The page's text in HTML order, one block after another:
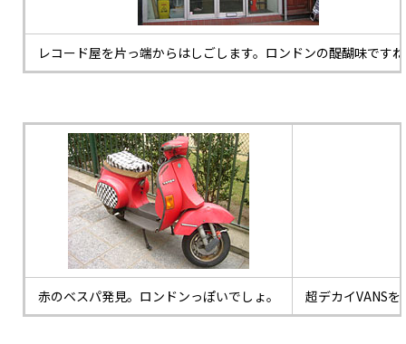
レコード屋を片っ端からはしごします。ロンドンの醍醐味です
赤のベスパ発見。ロンドンっぽいでしょ。 超デカイVANS